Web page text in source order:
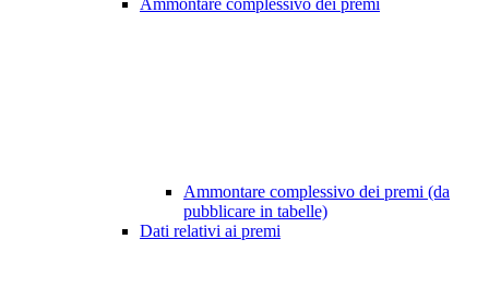
Ammontare complessivo dei premi
Ammontare complessivo dei premi (da
pubblicare in tabelle)
Dati relativi ai premi